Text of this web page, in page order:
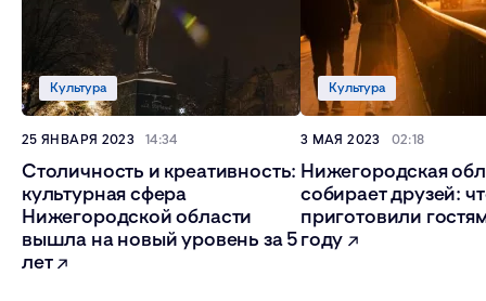
Столичность и креативность:
культурная сфера
Нижегородской области
вышла на новый уровень за 5
лет
Культура
25 ЯНВАРЯ 2023 14:34
Нижегородская
собирает друзей:
приготовили
году
Культура
3 МАЯ 2023 02:18